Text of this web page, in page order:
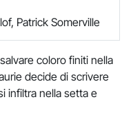
Patrick Somerville
coloro finiti nella
decide di scrivere
infiltra nella setta e